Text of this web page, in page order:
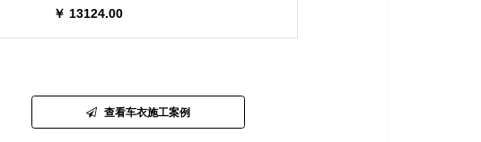
￥ 13124.00
查看车衣施工案例